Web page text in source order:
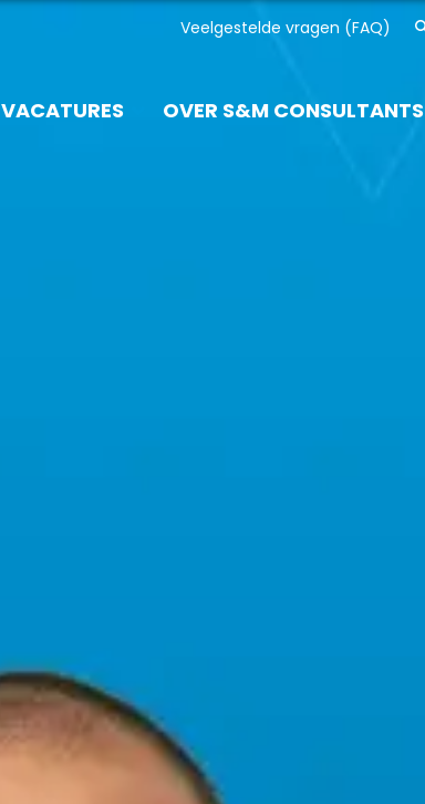
Veelgestelde vragen (FAQ)
VACATURES OVER S&M CONSULTANTS